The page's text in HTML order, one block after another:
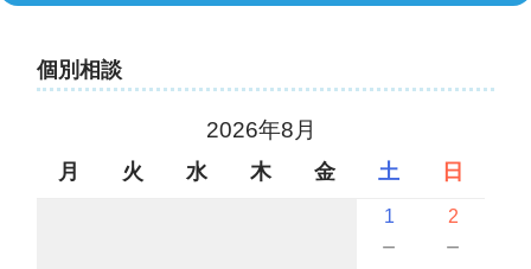
ツ
ス
キ
個別相談
2026年8月
月 火 水 木 金 土 日
1
－
2
－